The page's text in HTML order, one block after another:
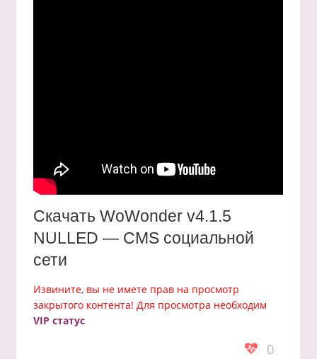
Скачать WoWonder v4.1.5
NULLED — CMS социальной
сети
Извините, вы не имете прав на просмотр
закрытого контента! Для просмотра необходим
VIP статус
0